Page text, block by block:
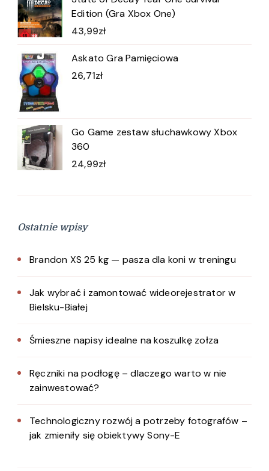
Edition (Gra Xbox One)
43,99zł
Askato Gra Pamięciowa
26,71zł
Go Game zestaw słuchawkowy Xbox
360
24,99zł
Ostatnie wpisy
Brandon XS 25 kg — pasza dla koni w treningu
Jak wybrać i zamontować wideorejestrator w
Bielsku-Białej
Śmieszne napisy idealne na koszulkę zołza
Ręczniki na podłogę – dlaczego warto w nie
zainwestować?
Technologiczny rozwój a potrzeby fotografów –
jak zmieniły się obiektywy Sony-E